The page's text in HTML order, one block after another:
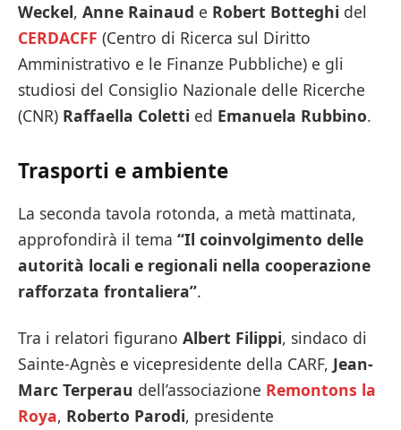
Weckel, Anne Rainaud e Robert Botteghi del
CERDACFF (Centro di Ricerca sul Diritto
Amministrativo e le Finanze Pubbliche) e gli
studiosi del Consiglio Nazionale delle Ricerche
(CNR) Raffaella Coletti ed Emanuela Rubbino.
Trasporti e ambiente
La seconda tavola rotonda, a metà mattinata,
approfondirà il tema “Il coinvolgimento delle
autorità locali e regionali nella cooperazione
rafforzata frontaliera”.
Tra i relatori figurano Albert Filippi, sindaco di
Sainte-Agnès e vicepresidente della CARF, Jean-
Marc Terperau dell’associazione Remontons la
Roya, Roberto Parodi, presidente